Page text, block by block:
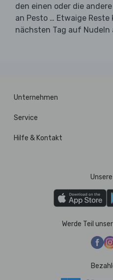
den einen oder die
an Pesto … Etwaige Reste
nächsten Tag auf Nudeln
Unternehmen
Service
Hilfe & Kontakt
Werde Teil